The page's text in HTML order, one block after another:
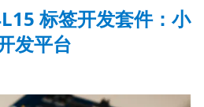
标签开发套件：小
发平台